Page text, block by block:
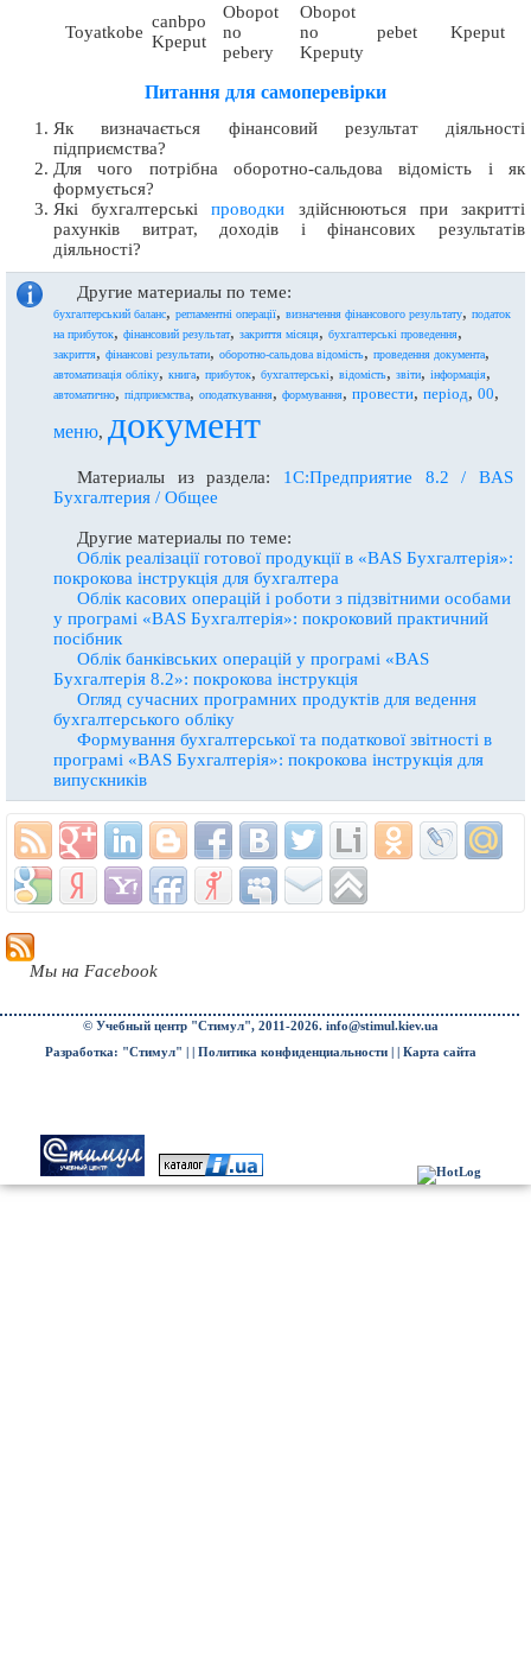
Toyatkobe
canbpo
Kpeput
Obopot
no
pebery
Obopot
no
Kpeputy
pebet Kpeput
Питання для самоперевірки
Як визначається фінансовий результат діяльності
підприємства?
Для чого потрібна оборотно-сальдова відомість і як
формується?
Які бухгалтерськіпроводки здійснюються при закритті
рахунків витрат, доходів і фінансових результатів
діяльності?
Другие материалы по теме:
бухгалтерський баланс, регламентні операції, визначення фінансового результату, податок
на прибуток, фінансовий результат, закриття місяця, бухгалтерські проведення,
закриття, фінансові результати, оборотно-сальдова відомість, проведення документа,
автоматизація обліку, книга, прибуток, бухгалтерські, відомість, звіти, інформація,
автоматично, підприємства, оподаткування, формування, провести, період, 00,
меню, документ
Материалы из раздела: 1С:Предприятие 8.2 / BAS
Бухгалтерия / Общее
Другие материалы по теме:
Облiк реалiзацiї готової продукцiї в «BAS Бухгалтерiя»:
покрокова iнструкцiя для бухгалтера
Облік касових операцій і роботи з підзвітними особами
у програмі «BAS Бухгалтерія»: покроковий практичний
посібник
Облік банківських операцій у програмі «BAS
Бухгалтерія 8.2»: покрокова інструкція
Огляд сучасних програмних продуктів для ведення
бухгалтерського обліку
Формування бухгалтерської та податкової звітності в
програмі «BAS Бухгалтерія»: покрокова інструкція для
випускників
Мы на Facebook
© Учебный центр "Стимул", 2011-2026. info@stimul.kiev.ua
Разработка: "Стимул" | | Политика конфиденциальности| | Карта сайта